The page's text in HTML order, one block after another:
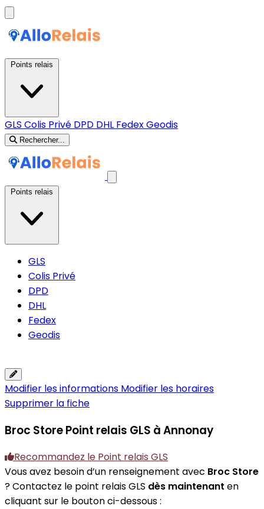
GLS Colis Privé DPD DHL FedexGeodis
Rechercher...
GLS
Colis Privé
DPD
DHL
Fedex
Geodis
Modifier les informations Modifier les horaires
Supprimer la fiche
Broc StorePoint relais GLS à Annonay
Recommandez le Point relais GLS
Vous avez besoin d’un renseignement avec Broc Store
? Contactez le point relais GLS dès maintenant en
cliquant sur le bouton ci-dessous :